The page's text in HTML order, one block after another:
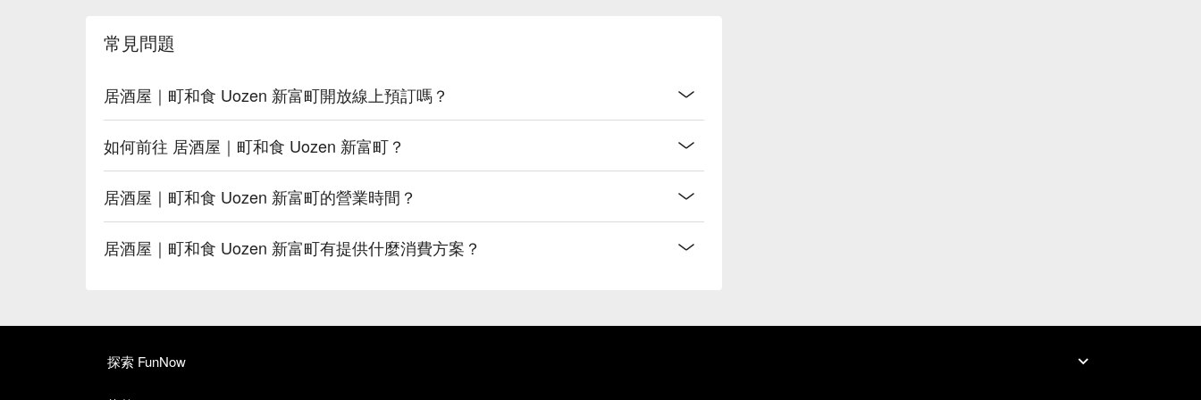
常見問題
居酒屋｜町和食 Uozen 新富町開放線上預訂嗎？
如何前往 居酒屋｜町和食 Uozen 新富町？
居酒屋｜町和食 Uozen 新富町的營業時間？
居酒屋｜町和食 Uozen 新富町有提供什麼消費方案？
探索 FunNow